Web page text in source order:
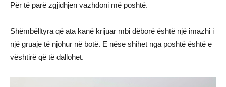
Për të parë zgjidhjen vazhdoni më poshtë.
Shëmbëlltyra që ata kanë krijuar mbi dëborë është një imazhi i
një gruaje të njohur në botë. E nëse shihet nga poshtë është e
vështirë që të dallohet.